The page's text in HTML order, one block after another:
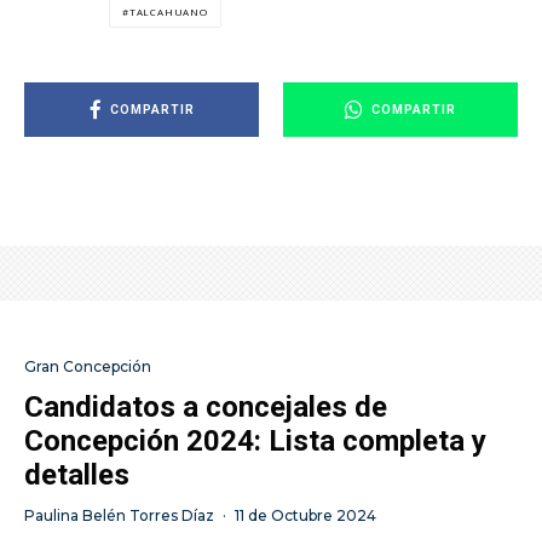
TALCAHUANO
COMPARTIR COMPARTIR
Gran Concepción
Candidatos a concejales de
Concepción 2024: Lista completa y
detalles
Paulina Belén Torres Díaz · 11 de Octubre 2024